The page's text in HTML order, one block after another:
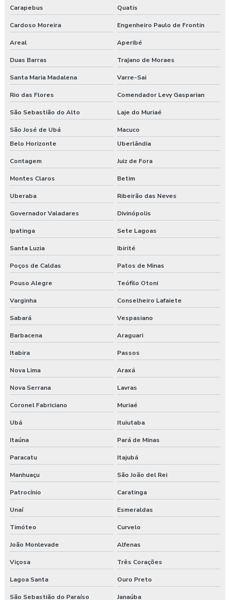
Empresa de segurança do trabalho
Empresas de segurança e saúde do trabalho
Esocial para segurança do trabalho
Esocial segurança do trabalho empresas
Exame admissional em pinhão
Exame admissional preço
Exame aso admissional
Exame aso preço
Exame aso valor
Exame demissional preço
Exame demissional valor
Exame médico admissional guarapuava
Exames complementares aso
Gerenciamento de risco no trabalho
Gerenciamento de riscos segurança do trabalho
Gestão saúde e segurança do trabalho
Laudo ambiental e ergonômico do local de trabalho
Laudo de avaliação ergonômica
Laudo de ergonomia
Laudo ergonômico
Laudo ergonômico cadeira
Laudo ergonômico construção civil
Laudo ergonômico do trabalho
Carapebus Quatis
Cardoso Moreira Engenheiro Paulo de Frontin
Areal Aperibé
Duas Barras Trajano de Moraes
Santa Maria Madalena Varre-Sai
Rio das Flores Comendador Levy Gasparian
São Sebastião do Alto Laje do Muriaé
São José de Ubá
Macuco
Belo Horizonte
Uberlândia
Contagem Juiz de Fora
Montes Claros Betim
Uberaba Ribeirão das Neves
Governador Valadares Divinópolis
Ipatinga Sete Lagoas
Santa Luzia Ibirité
Poços de Caldas Patos de Minas
Pouso Alegre Teófilo Otoni
Varginha Conselheiro Lafaiete
Sabará Vespasiano
Barbacena Araguari
Itabira Passos
Nova Lima Araxá
Nova Serrana Lavras
Coronel Fabriciano Muriaé
Ubá Ituiutaba
Itaúna Pará de Minas
Paracatu Itajubá
Manhuaçu São João del Rei
Patrocínio Caratinga
Unaí Esmeraldas
Timóteo Curvelo
João Monlevade Alfenas
Viçosa Três Corações
Lagoa Santa Ouro Preto
São Sebastião do Paraíso Janaúba